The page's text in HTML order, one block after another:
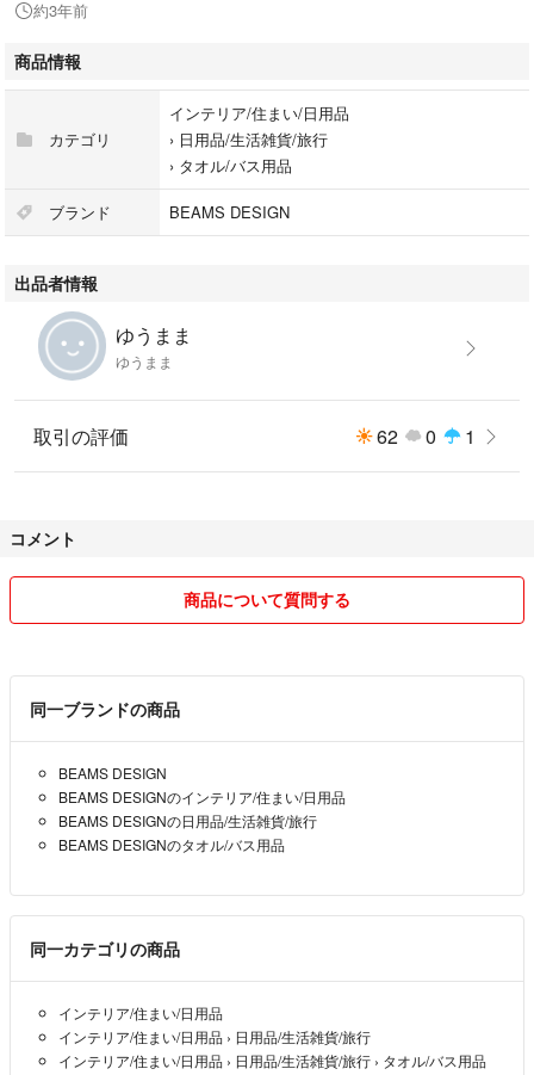
約3年前
商品情報
カテゴリ
インテリア/住まい/日用品
› 日用品/生活雑貨/旅行
› タオル/バス用品
ブランド BEAMS DESIGN
出品者情報
ゆうまま
ゆうまま
取引の評価 62 0 1
コメント
商品について質問する
同一ブランドの商品
BEAMS DESIGN
BEAMS DESIGNのインテリア/住まい/日用品
BEAMS DESIGNの日用品/生活雑貨/旅行
BEAMS DESIGNのタオル/バス用品
同一カテゴリの商品
インテリア/住まい/日用品
インテリア/住まい/日用品 › 日用品/生活雑貨/旅行
インテリア/住まい/日用品 › 日用品/生活雑貨/旅行 › タオル/バス用品